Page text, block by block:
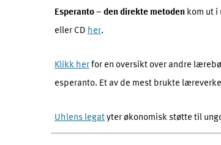
Esperanto – den direkte metodenkom ut
eller CD her.
Klikk herfor en oversikt over andre
esperanto. Et av de mest brukte
Uhlens legatyter økonomisk støtte til